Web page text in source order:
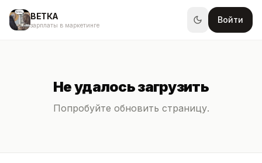
ВЕТКА
зарплаты в маркетинге
Войти
Не удалось загрузить
Попробуйте обновить страницу.